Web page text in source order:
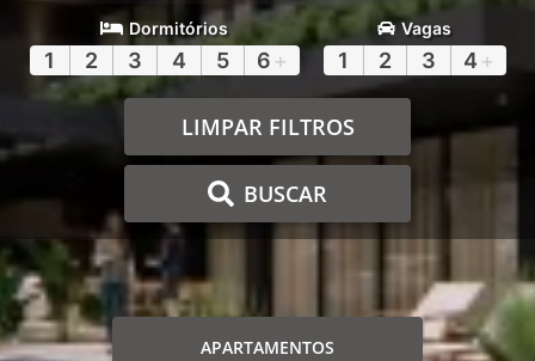
Dormitórios
1 2 3 4 5 6 +
Vagas
1 2 3 4 +
LIMPAR FILTROS
BUSCAR
APARTAMENTOS